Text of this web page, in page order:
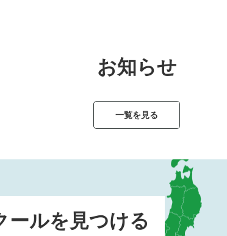
お知らせ
一覧を見る
ールを見つける